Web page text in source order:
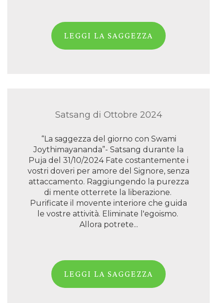
LEGGI LA SAGGEZZA
Satsang di Ottobre 2024
“La saggezza del giorno con Swami
Joythimayananda”- Satsang durante la
Puja del 31/10/2024 Fate costantemente i
vostri doveri per amore del Signore, senza
attaccamento. Raggiungendo la purezza
di mente otterrete la liberazione.
Purificate il movente interiore che guida
le vostre attività. Eliminate l'egoismo.
Allora potrete...
LEGGI LA SAGGEZZA